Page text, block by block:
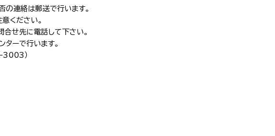
連絡は郵送で行います。
ださい。
せ先に電話して下さい。
ーで行います。
）